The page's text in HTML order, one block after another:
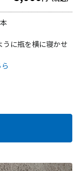
に瓶を横に寝かせ